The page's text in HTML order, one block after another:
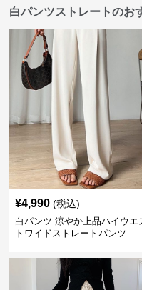
白パンツストレートのお
¥4,990 (税込)
白パンツ 涼やか上品ハイウエ
トワイドストレートパンツ